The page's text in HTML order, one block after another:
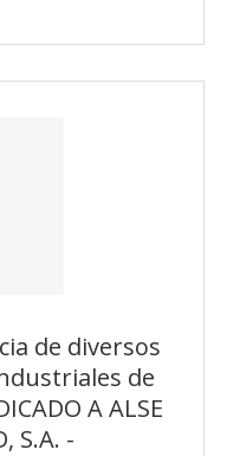
de diversos
de
A ALSE
S.A. -